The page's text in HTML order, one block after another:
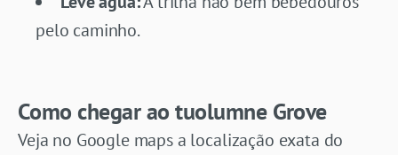
pelo caminho.
Como chegar ao tuolumne Grove
Veja no Google maps a localização exata do